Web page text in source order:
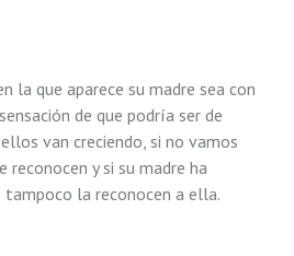
la que aparece su madre sea con
de que podría ser de
van creciendo, si no vamos
y si su madre ha
tampoco la reconocen a ella.